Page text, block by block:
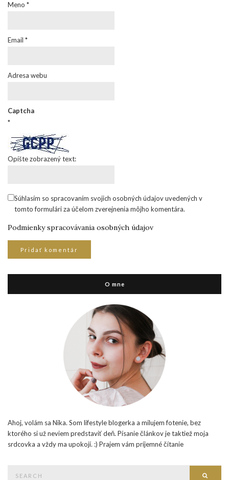
Meno *
Email *
Adresa webu
Captcha
*
Opíšte zobrazený text:
Súhlasím so spracovaním svojich osobných údajov uvedených v
tomto formulári za účelom zverejnenia môjho komentára.
Podmienky spracovávania osobných údajov
O mne
Ahoj, volám sa Nika. Som lifestyle blogerka a milujem fotenie, bez
ktorého si už neviem predstaviť deň. Písanie článkov je taktiež moja
srdcovka a vždy ma upokojí. :) Prajem vám príjemné čítanie